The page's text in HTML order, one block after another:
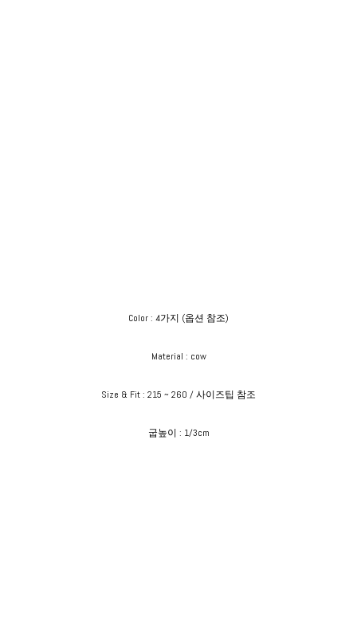
Color : 4가지 (옵션 참조)
Material : cow
Size & Fit : 215 ~ 260 / 사이즈팁 참조
굽높이 : 1/3cm